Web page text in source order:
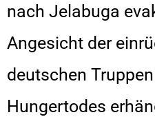
nach Jelabuga
Angesicht der
deutschen
Hungertodes